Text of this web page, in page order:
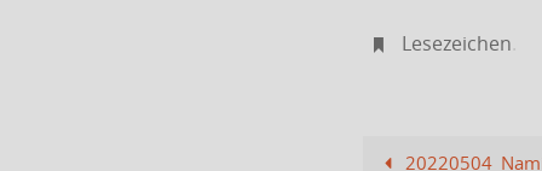
Lesezeichen.